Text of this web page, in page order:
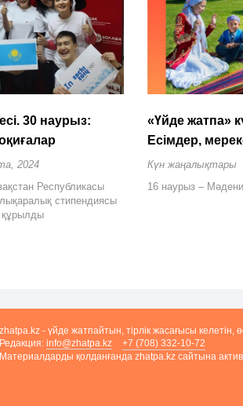
30 наурыз:
2024
Республикасы
стипендиясы
құрылды
«Үйде жатпа»
Есімдер,
Күн жаңалықтары
16 наурыз –
zhatpa.kz - үйде жатпайтын, тірлік жасағысы
Редакция:info@zhatpa.kz
+7 (708) 332-10-72
Материалдарды қолданғанда zhatpa.kz сайтына